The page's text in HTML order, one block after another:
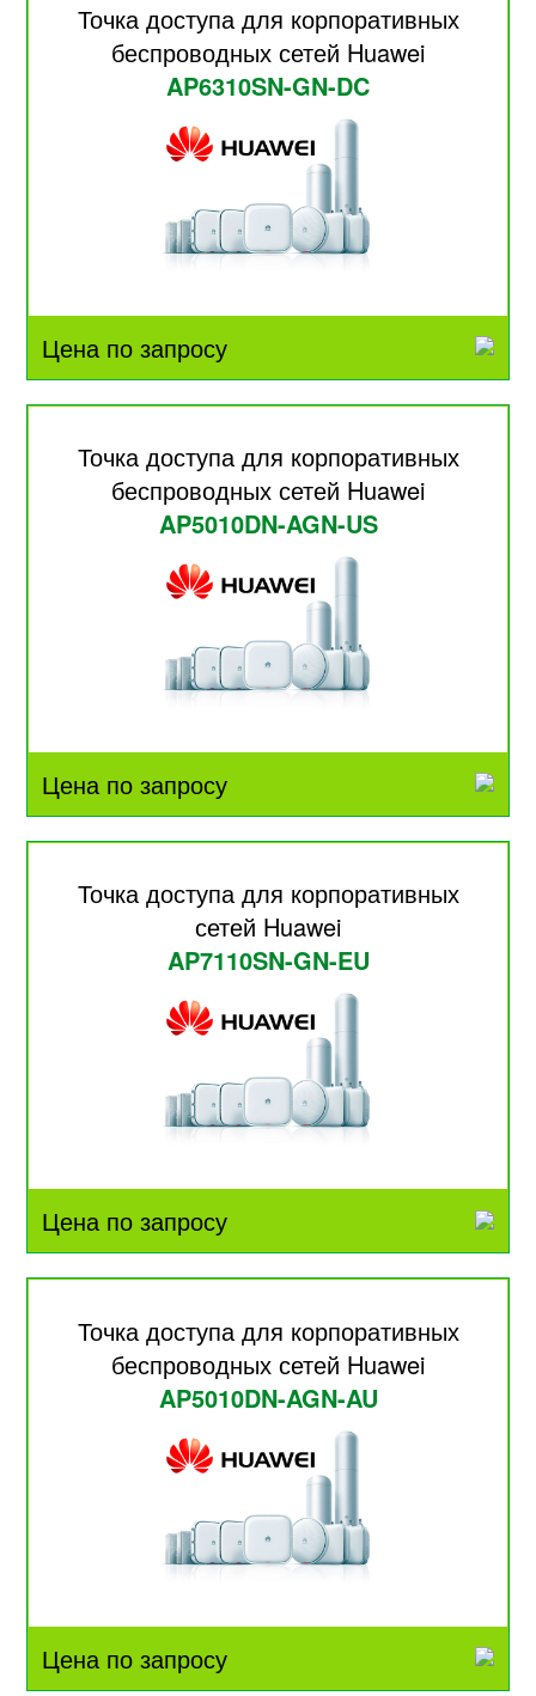
Точка доступа для корпоративных
беспроводных сетей Huawei
AP6310SN-GN-DC
Цена по запросу
Точка доступа для корпоративных
беспроводных сетей Huawei
AP5010DN-AGN-US
Цена по запросу
Точка доступа для корпоративных
сетей Huawei
AP7110SN-GN-EU
Цена по запросу
Точка доступа для корпоративных
беспроводных сетей Huawei
AP5010DN-AGN-AU
Цена по запросу